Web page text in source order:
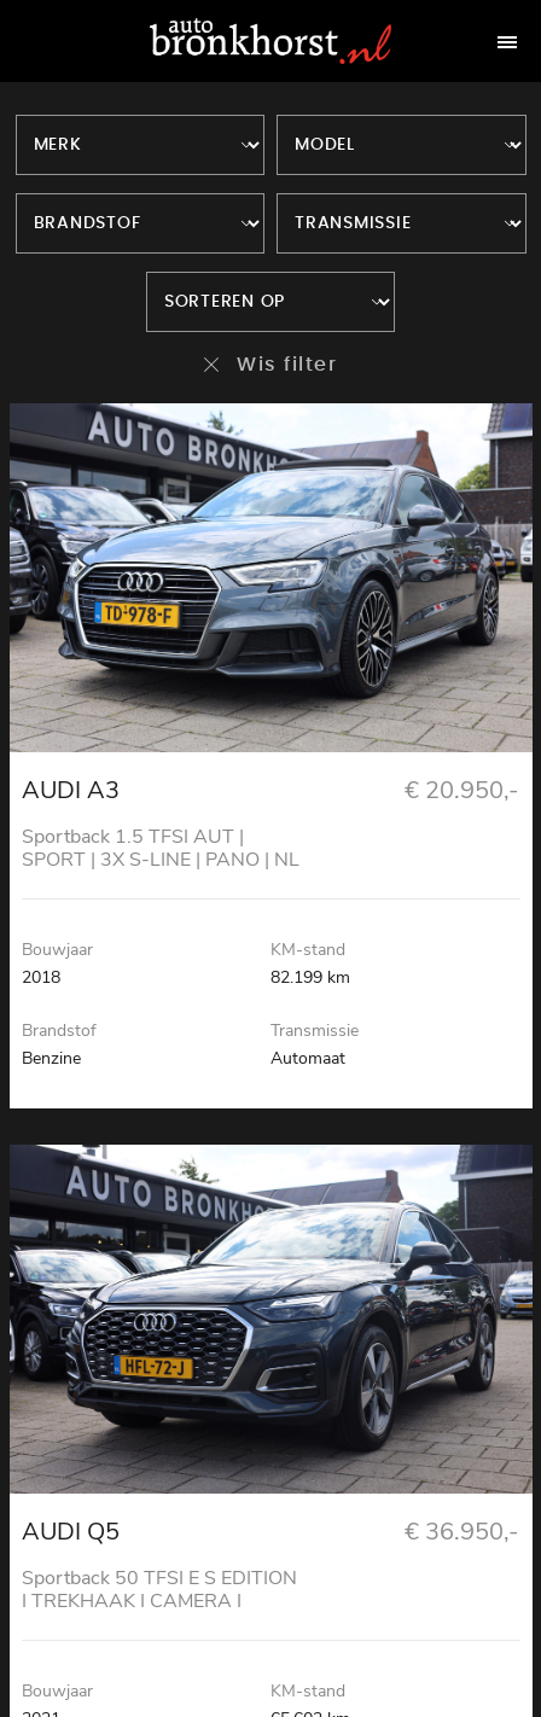
Wis filter
AUDI A3
Sportback 1.5 TFSI AUT |
SPORT | 3X S-LINE | PANO | NL
€ 20.950,-
Bouwjaar
2018
KM-stand
82.199 km
Brandstof
Benzine
Transmissie
Automaat
AUDI Q5
Sportback 50 TFSI E S EDITION
I TREKHAAK I CAMERA I
€ 36.950,-
Bouwjaar
KM-stand